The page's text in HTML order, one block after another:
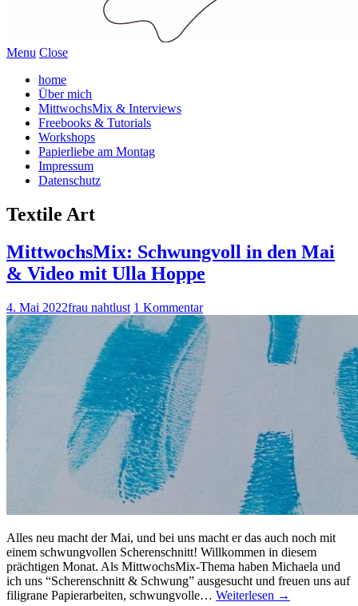
Menu Close
home
Über mich
MittwochsMix & Interviews
Freebooks & Tutorials
Workshops
Papierliebe am Montag
Impressum
Datenschutz
Textile Art
MittwochsMix: Schwungvoll in den Mai
& Video mit Ulla Hoppe
4. Mai 2022frau nahtlust 1 Kommentar
Alles neu macht der Mai, und bei uns macht er das auch noch mit
einem schwungvollen Scherenschnitt! Willkommen in diesem
prächtigen Monat. Als MittwochsMix-Thema haben Michaela und
ich uns “Scherenschnitt & Schwung” ausgesucht und freuen uns auf
filigrane Papierarbeiten, schwungvolle… Weiterlesen →